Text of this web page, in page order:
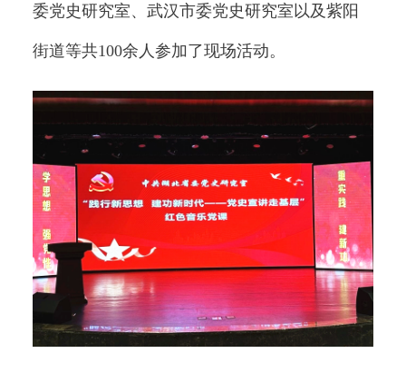
委党史研究室、武汉市委党史研究室以及紫阳
街道等共100余人参加了现场活动。